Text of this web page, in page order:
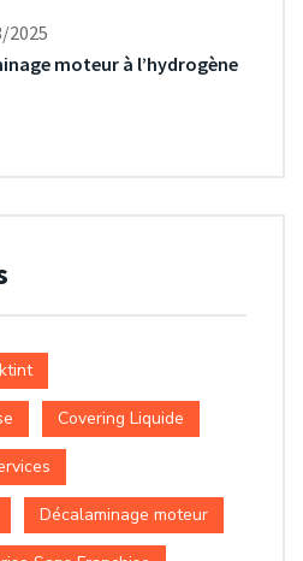
2025
moteur à l’hydrogène
Covering Liquide
Décalaminage moteur